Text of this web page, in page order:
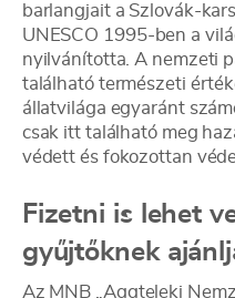
barlangjait a Szlovák-
UNESCO 1995-ben a
nyilvánította. A nemzeti
található természeti
állatvilága egyaránt
csak itt található meg
védett és fokozottan
Fizetni is lehet
gyűjtőknek
Az MNB „Aggteleki